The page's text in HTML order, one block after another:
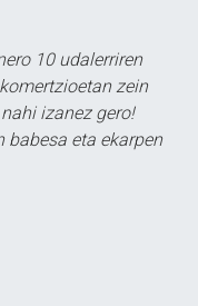
10 udalerriren
zein
izanez gero!
babesa eta ekarpen